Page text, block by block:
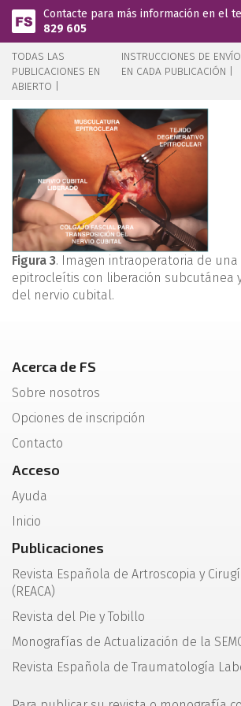
Pasar al contenido principal
Contacte para más información en el
829 605
TODAS LAS
PUBLICACIONES EN
ABIERTO |
INSTRUCCIONES DE ENVÍO
EN CADA PUBLICACIÓN |
Figura 3. Imagen intraoperatoria de una
epitrocleítis con liberación subcutánea
del nervio cubital.
Acerca de FS
Sobre nosotros
Opciones de inscripción
Contacto
Acceso
Ayuda
Inicio
Publicaciones
Revista Española de Artroscopia y
(REACA)
Revista del Pie y Tobillo
Monografías de Actualización de la
Revista Española de Traumatología